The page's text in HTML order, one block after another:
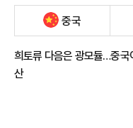
중국
희토류 다음은 광모듈…중국
산